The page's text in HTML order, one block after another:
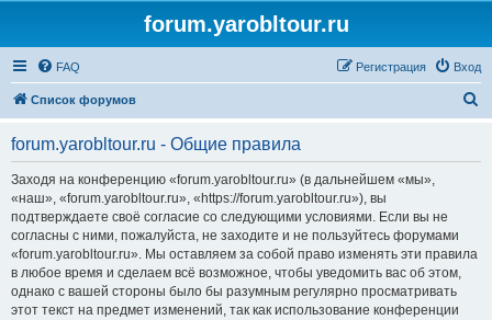
forum.yarobltour.ru
FAQ Вход
Регистрация
Список форумов
forum.yarobltour.ru - Общие правила
Заходя на конференцию «forum.yarobltour.ru» (в дальнейшем «мы»,
«наш», «forum.yarobltour.ru», «https://forum.yarobltour.ru»), вы
подтверждаете своё согласие со следующими условиями. Если вы не
согласны с ними, пожалуйста, не заходите и не пользуйтесь форумами
«forum.yarobltour.ru». Мы оставляем за собой право изменять эти правила
в любое время и сделаем всё возможное, чтобы уведомить вас об этом,
однако с вашей стороны было бы разумным регулярно просматривать
этот текст на предмет изменений, так как использование конференции